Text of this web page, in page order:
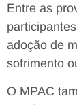
Entre as
adoção de
sofrimento
O MPAC